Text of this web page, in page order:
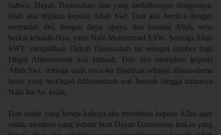
bahwa; Dayah Darussalam dan yang berhubungan dengannya,
telah aku titipkan kepada Allah Swt. Dan aku berdo'a dengan
merendah diri, dengan daya, upaya, dan karunia Allah, serta
berkat kekasih-Nya, yaitu Nabi Muhammad SAW. Semoga Allah
SWT. menjadikan Dayah Darussalam ini sebagai sumber bagi
I'tiqad Ahlussunnah wal Jamaah. Dan aku memohon kepada
Allah Swt. semoga anak cucu-ku dijadikan sebagai ulama-ulama
besar yang beri'tiqad Ahlussunnah wal Jamaah hingga turunnya
Nabi Isa As. kelak.
Dan untuk yang ketiga kalinya aku memohon kepada Allah agar
selalu memberi yang terbaik buat Dayah Darussalam bukan yang